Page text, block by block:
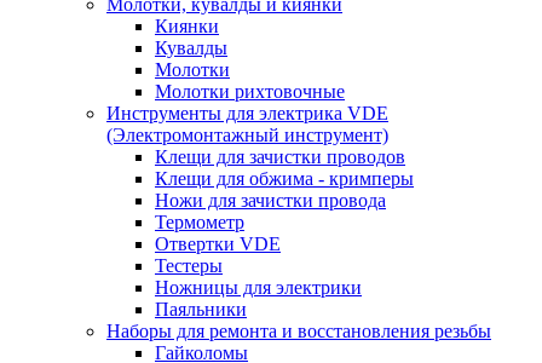
Молотки, кувалды и киянки
Киянки
Кувалды
Молотки
Молотки рихтовочные
Инструменты для электрика VDE
(Электромонтажный инструмент)
Клещи для зачистки проводов
Клещи для обжима - кримперы
Ножи для зачистки провода
Термометр
Отвертки VDE
Тестеры
Ножницы для электрики
Паяльники
Наборы для ремонта и восстановления резьбы
Гайколомы